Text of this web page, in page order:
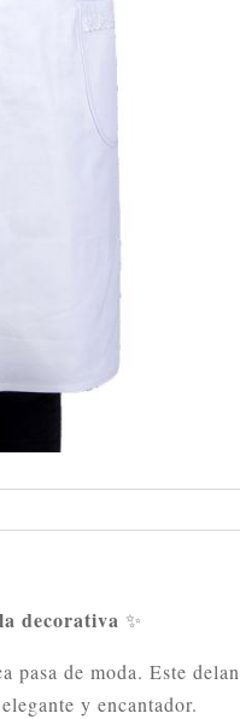
decorativa ✨
pasa de moda. Este
y encantador.